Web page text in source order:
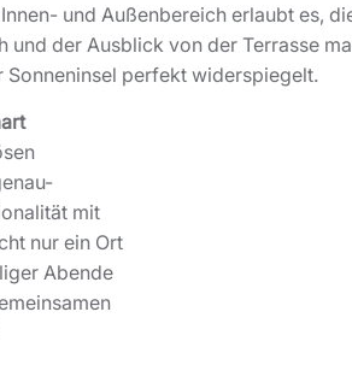
und Außenbereich erlaubt es,
der Ausblick von der Terrasse
perfekt widerspiegelt.
mit
nur ein Ort
Abende